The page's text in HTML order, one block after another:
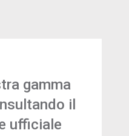
gamma
il
ufficiale